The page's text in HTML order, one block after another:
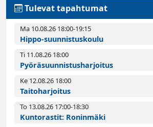
Tulevat tapahtumat
Ma 10.08.26 18:00­-19:15
Hippo-suunnistuskoulu
Ti 11.08.26 18:00­
Pyörä­suunnistus­harjoitus
Ke 12.08.26 18:00­
Taitoharjoitus
To 13.08.26 17:00­-18:30
Kuntorastit: Roninmäki